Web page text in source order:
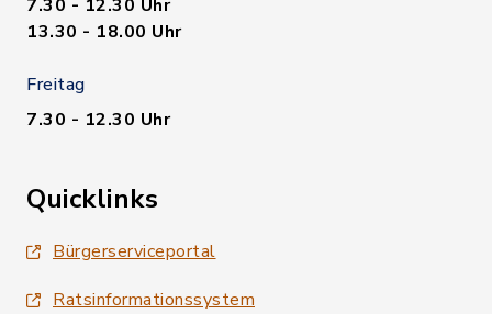
7.30 - 12.30 Uhr
13.30 - 18.00 Uhr
Freitag
7.30 - 12.30 Uhr
Quicklinks
Bürgerserviceportal
Ratsinformationssystem